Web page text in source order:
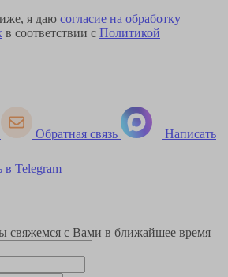
я даю согласие на обработку
в соответствии с Политикой
Обратная связь Написать
в Telegram
свяжемся с Вами в ближайшее время